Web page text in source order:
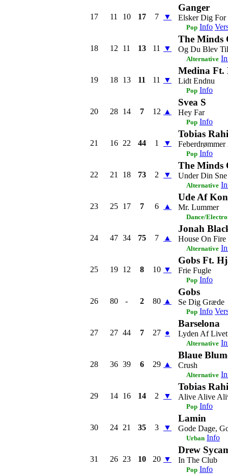
17 11 10 17 7 ▼
Ganger
Elsker Dig For
Pop Info
18 12 11 13 11 ▼
The Minds
Og Du Blev
Alternative
19 18 13 11 11 ▼
Medina Ft.
Lidt Endnu
Pop Info
20 28 14 7 12 ▲
Svea S
Hey Far
Pop Info
21 16 22 44 1 ▼
Tobias
Pop Info
22 21 18 73 2 ▼
The Minds
Under Din Sne
Alternative
23 25 17 7 6 ▲
Ude Af
Mr. Lummer
Dance/
24 47 34 75 7 ▲
Jonah
House On Fire
Alternative
25 19 12 8 10 ▼
Gobs Ft.
Frie Fugle
Pop Info
26 80 - 2 80 ▲
Gobs
Se Dig Græde
Pop Info
27 27 44 7 27 ●
Barselona
Lyden Af Livet
Alternative
28 36 39 6 29 ▲
Blaue
Crush
Alternative
29 14 16 14 2 ▼
Tobias
Alive Alive
Pop Info
30 24 21 35 3 ▼
Lamin
Gode Dage,
Urban Info
31 26 23 10 20 ▼
Drew
In The Club
Pop Info